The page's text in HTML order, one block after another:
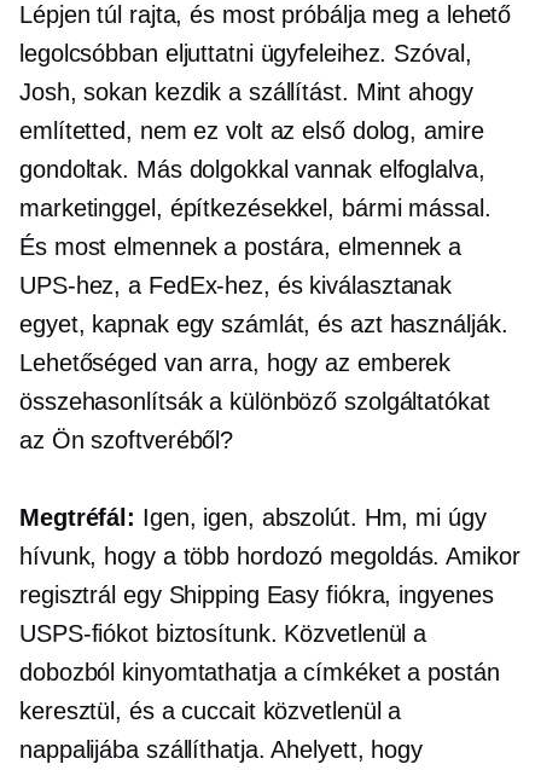
Lépjen túl rajta, és most próbálja meg a lehető
legolcsóbban eljuttatni ügyfeleihez. Szóval,
Josh, sokan kezdik a szállítást. Mint ahogy
említetted, nem ez volt az első dolog, amire
gondoltak. Más dolgokkal vannak elfoglalva,
marketinggel, építkezésekkel, bármi mással.
És most elmennek a postára, elmennek a
UPS-hez, a FedEx-hez, és kiválasztanak
egyet, kapnak egy számlát, és azt használják.
Lehetőséged van arra, hogy az emberek
összehasonlítsák a különböző szolgáltatókat
az Ön szoftveréből?
Megtréfál: Igen, igen, abszolút. Hm, mi úgy
hívunk, hogy a több hordozó megoldás. Amikor
regisztrál egy Shipping Easy fiókra, ingyenes
USPS-fiókot biztosítunk. Közvetlenül a
dobozból kinyomtathatja a címkéket a postán
keresztül, és a cuccait közvetlenül a
nappalijába szállíthatja. Ahelyett, hogy